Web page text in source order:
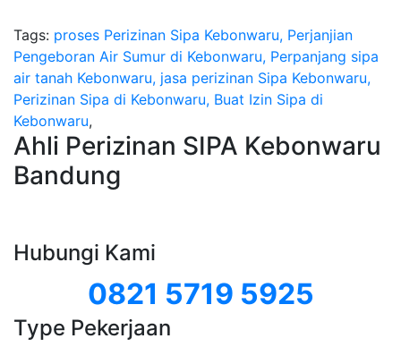
Tags: proses Perizinan Sipa Kebonwaru, Perjanjian
Pengeboran Air Sumur di Kebonwaru, Perpanjang sipa
air tanah Kebonwaru, jasa perizinan Sipa Kebonwaru,
Perizinan Sipa di Kebonwaru, Buat Izin Sipa di
Kebonwaru,
Ahli Perizinan SIPA Kebonwaru
Bandung
Hubungi Kami
0821 5719 5925
Type Pekerjaan